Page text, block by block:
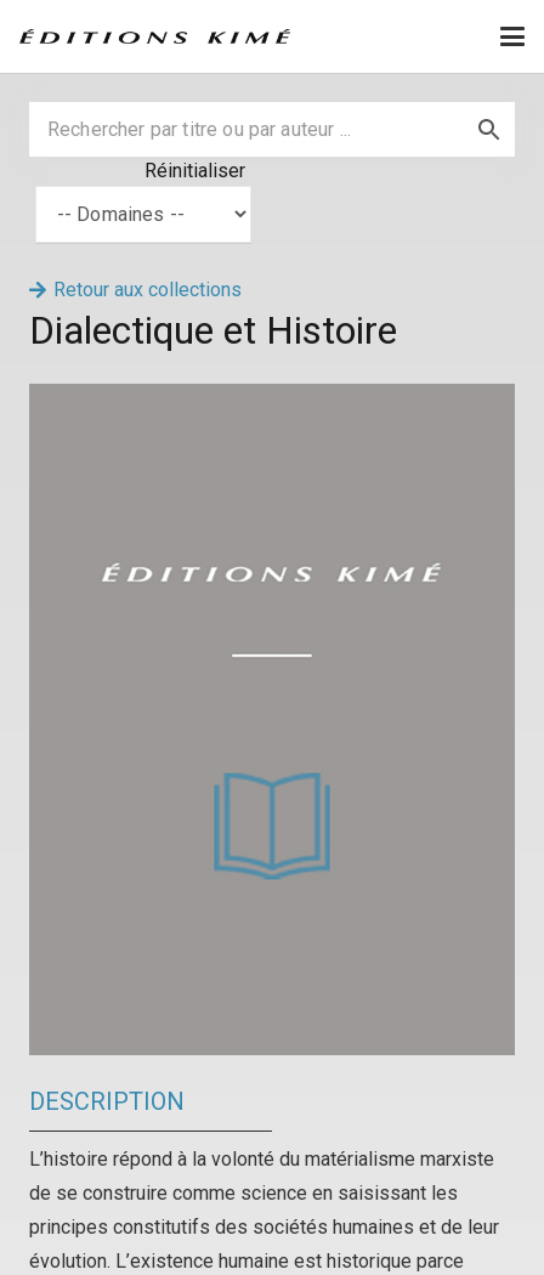
Réinitialiser
Retour aux collections
Dialectique et Histoire
DESCRIPTION
L’histoire répond à la volonté du matérialisme marxiste
de se construire comme science en saisissant les
principes constitutifs des sociétés humaines et de leur
évolution. L’existence humaine est historique parce